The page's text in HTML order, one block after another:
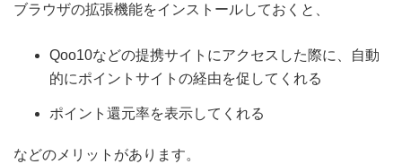
ブラウザの拡張機能をインストールしておくと、
Qoo10などの提携サイトにアクセスした際に、自動
的にポイントサイトの経由を促してくれる
ポイント還元率を表示してくれる
などのメリットがあります。